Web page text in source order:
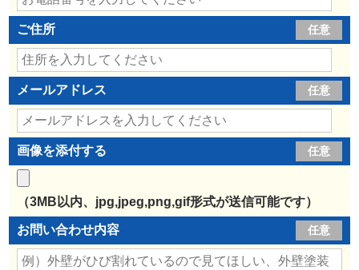
ご住所 任意
メールアドレス 任意
画像を添付する 任意
（3MB以内、jpg,jpeg,png,gif形式が送信可能です）
お問い合わせ内容 任意